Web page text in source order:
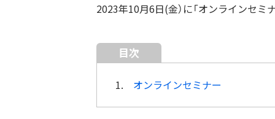
2023年10月6日(金）に「オンラインセミ
目次
1. オンラインセミナー